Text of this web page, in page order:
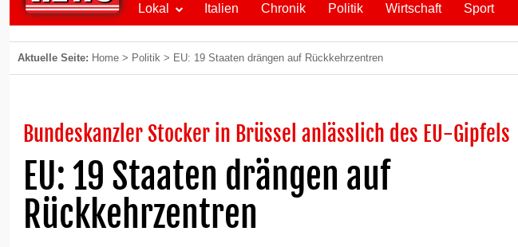
Lokal Italien Chronik Politik Wirtschaft Sport
Aktuelle Seite: Home > Politik > EU: 19 Staaten drängen auf Rückkehrzentren
Bundeskanzler Stocker in Brüssel anlässlich des EU-Gipfels
EU: 19 Staaten drängen auf
Rückkehrzentren